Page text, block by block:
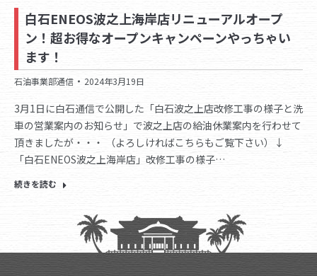
白石ENEOS波之上海岸店リニューアルオープ
ン！超お得なオープンキャンペーンやっちゃい
ます！
石油事業部通信 2024年3月19日
3月1日に白石通信で公開した「白石波之上店改修工事の様子と洗
車の営業案内のお知らせ」で波之上店の給油休業案内を行わせて
頂きましたが・・・ （よろしければこちらもご覧下さい）↓
「白石ENEOS波之上海岸店」改修工事の様子…
続きを読む